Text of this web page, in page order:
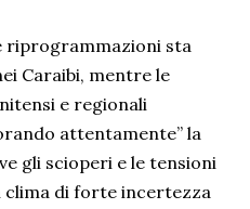
riprogrammazioni sta
Caraibi, mentre le
e regionali
attentamente” la
gli scioperi e le tensioni
di forte incertezza